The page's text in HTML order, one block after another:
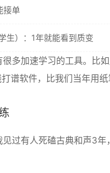
接单
生）：1年就能看到质变
多加速学习的工具。比
谱软件，比我们当年用纸
见过有人死磕古典和声3